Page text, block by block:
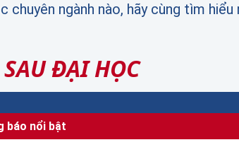
chuyên ngành nào, hãy cùng tìm hiểu
SAU ĐẠI HỌC
báo nổi bật